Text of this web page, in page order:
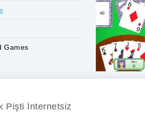
Games
Pişti İnternetsiz